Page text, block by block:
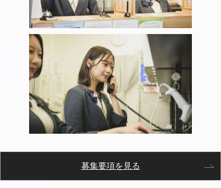
募集要項を見る